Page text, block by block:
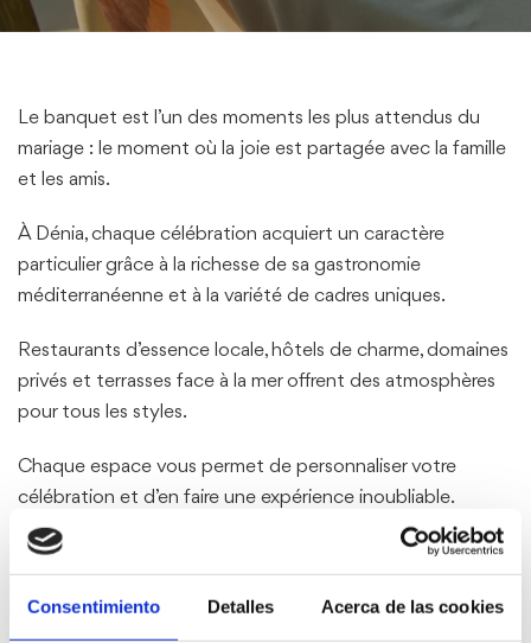
Consentimiento Detalles Acerca de las cookies
Le banquet est l’un des moments les plus attendus du
mariage : le moment où la joie est partagée avec la famille
et les amis.
À Dénia, chaque célébration acquiert un caractère
particulier grâce à la richesse de sa gastronomie
méditerranéenne et à la variété de cadres uniques.
Restaurants d’essence locale, hôtels de charme, domaines
privés et terrasses face à la mer offrent des atmosphères
pour tous les styles.
Chaque espace vous permet de personnaliser votre
célébration et d’en faire une expérience inoubliable.
Parce qu’à Dénia, le banquet est bien plus qu’un repas : il